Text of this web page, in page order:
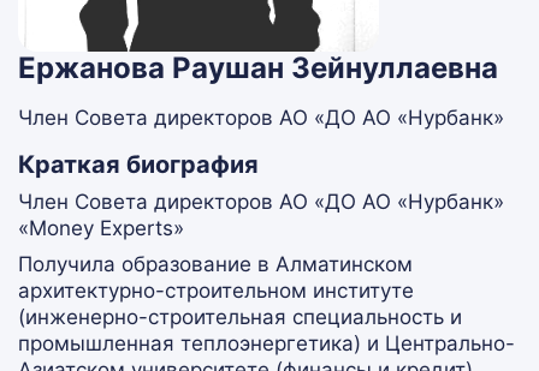
Ержанова Раушан Зейнуллаевна
Член Совета директоров АО «ДО АО «Нурбанк»
Краткая биография
Член Совета директоров АО «ДО АО «Нурбанк»
«Money Experts»
Получила образование в Алматинском
архитектурно-строительном институте
(инженерно-строительная специальность и
промышленная теплоэнергетика) и Центрально-